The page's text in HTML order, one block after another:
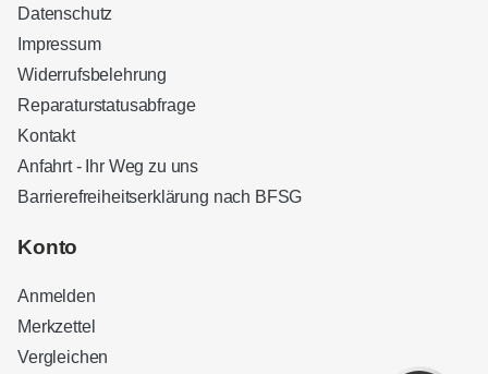
Datenschutz
Impressum
Widerrufsbelehrung
Reparaturstatusabfrage
Kontakt
Anfahrt - Ihr Weg zu uns
Barrierefreiheitserklärung nach BFSG
Konto
Anmelden
Merkzettel
Vergleichen
Kundenbewertungen und Erfahrungen zu
32